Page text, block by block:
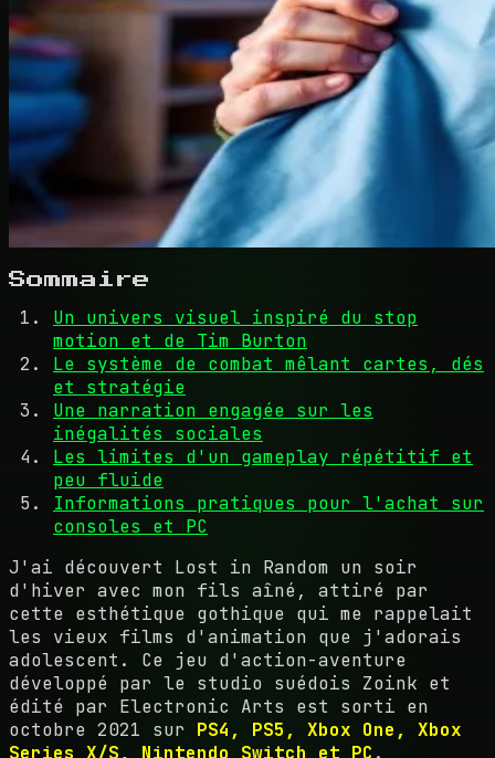
Sommaire
Un univers visuel inspiré du stop
motion et de Tim Burton
Le système de combat mêlant cartes, dés
et stratégie
Une narration engagée sur les
inégalités sociales
Les limites d'un gameplay répétitif et
peu fluide
Informations pratiques pour l'achat sur
consoles et PC
J'ai découvert Lost in Random un soir
d'hiver avec mon fils aîné, attiré par
cette esthétique gothique qui me rappelait
les vieux films d'animation que j'adorais
adolescent. Ce jeu d'action-aventure
développé par le studio suédois Zoink et
édité par Electronic Arts est sorti en
octobre 2021 sur PS4, PS5, Xbox One, Xbox
Series X/S, Nintendo Switch et PC .